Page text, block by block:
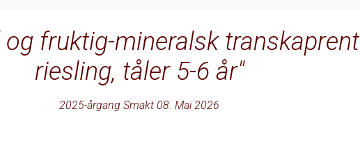
og fruktig-mineralsk transkaprent
riesling, tåler 5-6 år
2025-årgang Smakt 08. Mai 2026